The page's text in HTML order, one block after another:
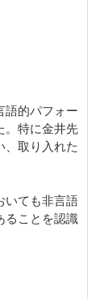
語的パフォー
。特に金井先
、取り入れた
いても非言語
ることを認識